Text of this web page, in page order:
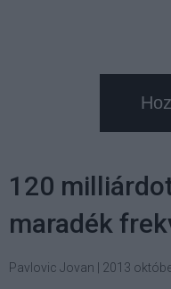
120
maradék
Pavlovic Jovan 2013